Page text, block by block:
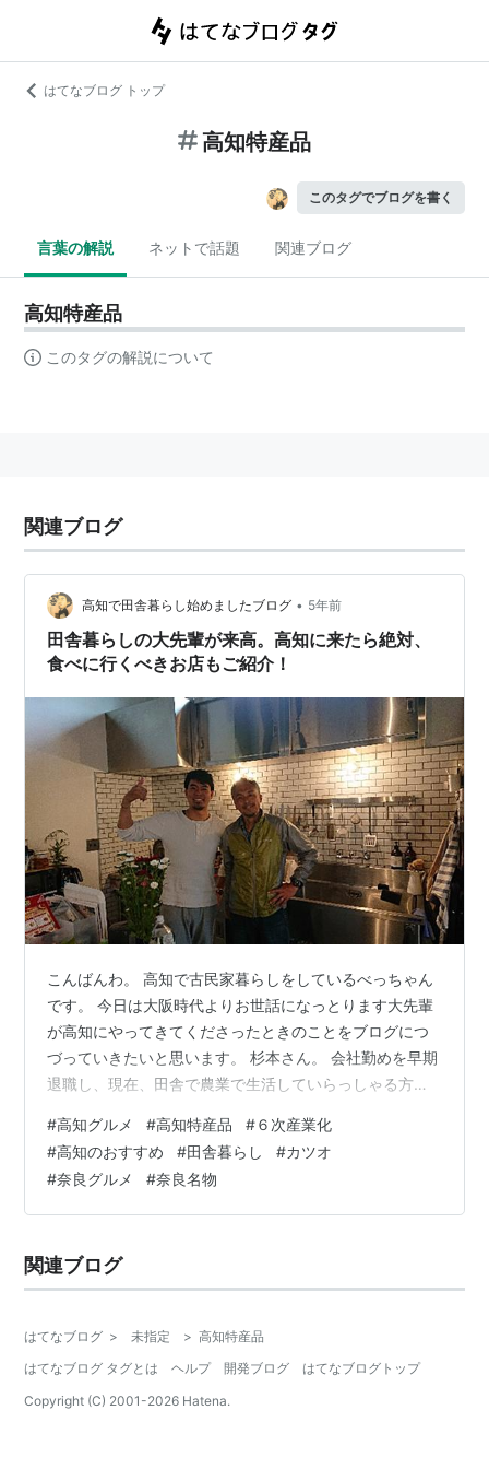
はてなブログ トップ
高知特産品
このタグでブログを書く
言葉の解説 ネットで話題 関連ブログ
高知特産品
このタグの解説について
関連ブログ
高知で田舎暮らし始めましたブログ • 5年前
田舎暮らしの大先輩が来高。高知に来たら絶対、
食べに行くべきお店もご紹介！
こんばんわ。 高知で古民家暮らしをしているべっちゃん
です。 今日は大阪時代よりお世話になっとります大先輩
が高知にやってきてくださったときのことをブログにつ
づっていきたいと思います。 杉本さん。 会社勤めを早期
退職し、現在、田舎で農業で生活していらっしゃる方。
培をしていた頃に共通の知人を通して出会ったのがきっ
かけ。 僕が目指すべき道の大先輩にあたるお方です。 こ
れだけでちょっと話を聞いてみたくなりません？？ そこ
から僕のお店にもたびたび、足を運んでくれるようにな
邪魔したこともありました。 はっき…
#高知グルメ #高知特産品 #６次産業化
#高知のおすすめ #田舎暮らし #カツオ
#奈良グルメ #奈良名物
関連ブログ
はてなブログ > 未指定 > 高知特産品
はてなブログ タグとは
ヘルプ 開発ブログ
はてなブログトップ
Copyright (C) 2001-2026 Hatena.